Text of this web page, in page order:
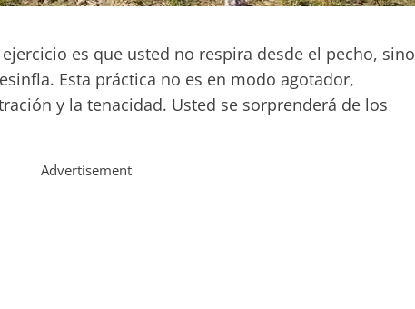
es que usted no respira desde el pecho, sino
Esta práctica no es en modo agotador,
y la tenacidad. Usted se sorprenderá de los
Advertisement